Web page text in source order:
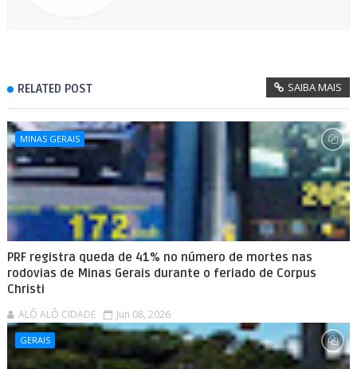
RELATED POST SAIBA MAIS
MINAS GERAIS
PRF registra queda de 41% no número de mortes nas
rodovias de Minas Gerais durante o feriado de Corpus
Christi
ALÔ ALÔ CIDADE Jun 08, 2026
GERAIS